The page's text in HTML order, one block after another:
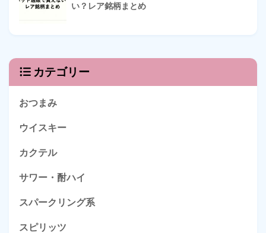
い？レア銘柄まとめ
カテゴリー
おつまみ
ウイスキー
カクテル
サワー・酎ハイ
スパークリング系
スピリッツ